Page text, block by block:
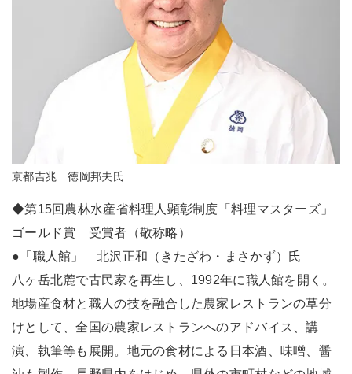
京都吉兆 徳岡邦夫氏
◆第15回農林水産省料理人顕彰制度「料理マスターズ」
ゴールド賞 受賞者（敬称略）
●「職人館」 北沢正和（きたざわ・まさかず）氏
八ヶ岳北麓で古民家を再生し、1992年に職人館を開く。
地場産食材と職人の技を融合した農家レストランの草分
けとして、全国の農家レストランへのアドバイス、講
演、執筆等も展開。地元の食材による日本酒、味噌、醤